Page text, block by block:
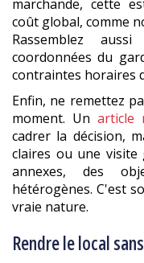
marchande, cette
coût global, comme
Rassemblez
coordonnées du
contraintes horaires
Enfin, ne remettez
moment. Un article
cadrer la décision,
claires ou une visite
annexes, des
hétérogènes. C'est
vraie nature.
Rendre le local